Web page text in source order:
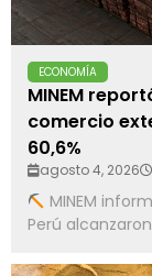
ECONOMÍA
MINEM
comercio
60,6%
agosto 4, 2026
MINEM
Perú